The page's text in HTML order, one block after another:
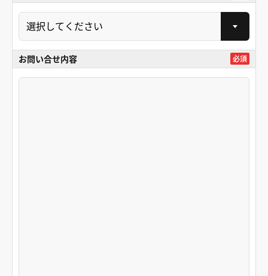
お問い合せ内容 必須